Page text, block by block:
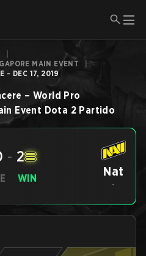
MAIN EVENT
- DEC 17, 2019
–World Pro
Event Dota 2 Partido
- 2
WIN Nat
-